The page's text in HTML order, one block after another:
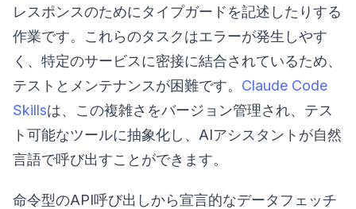
レスポンスのためにタイプガードを記述したりする
作業です。これらのタスクはエラーが発生しやす
く、特定のサービスに密接に結合されているため、
テストとメンテナンスが困難です。 Claude Code
Skillsは、この複雑さをバージョン管理され、テス
ト可能なツールに抽象化し、AIアシスタントが自然
言語で呼び出すことができます。
命令型のAPI呼び出しから宣言的なデータフェッチ